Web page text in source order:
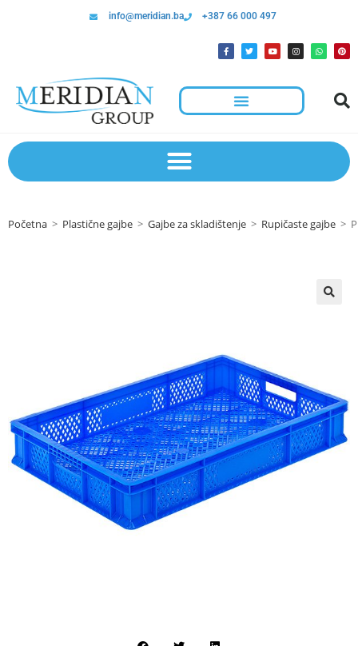
info@meridian.ba +387 66 000 497
Početna > Plastične gajbe > Gajbe za skladištenje > Rupičaste gajbe >